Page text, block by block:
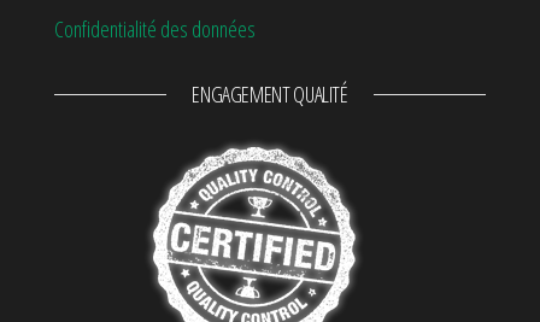
Confidentialité des données
ENGAGEMENT QUALITÉ